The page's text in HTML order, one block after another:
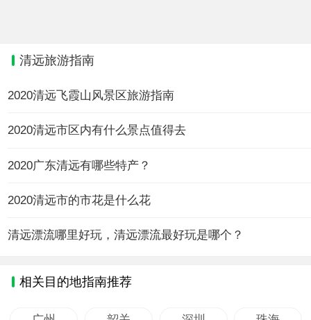
清远旅游指南
2020清远飞霞山风景区旅游指南
2020清远市区内有什么景点值得去
2020广东清远有哪些特产？
2020清远市的市花是什么花
清远漂流哪里好玩，清远漂流最好玩是哪个？
相关目的地指南推荐